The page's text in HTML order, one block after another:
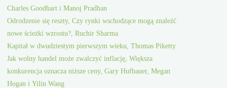
Charles Goodhart i Manoj Pradhan
Odrodzenie się reszty, Czy rynki wschodzące mogą znaleźć
nowe ścieżki wzrostu?, Ruchir Sharma
Kapitał w dwudziestym pierwszym wieku, Thomas Piketty
Jak wolny handel może zwalczyć inflację, Większa
konkurencja oznacza niższe ceny, Gary Hufbauer, Megan
Hogan i Yilin Wang